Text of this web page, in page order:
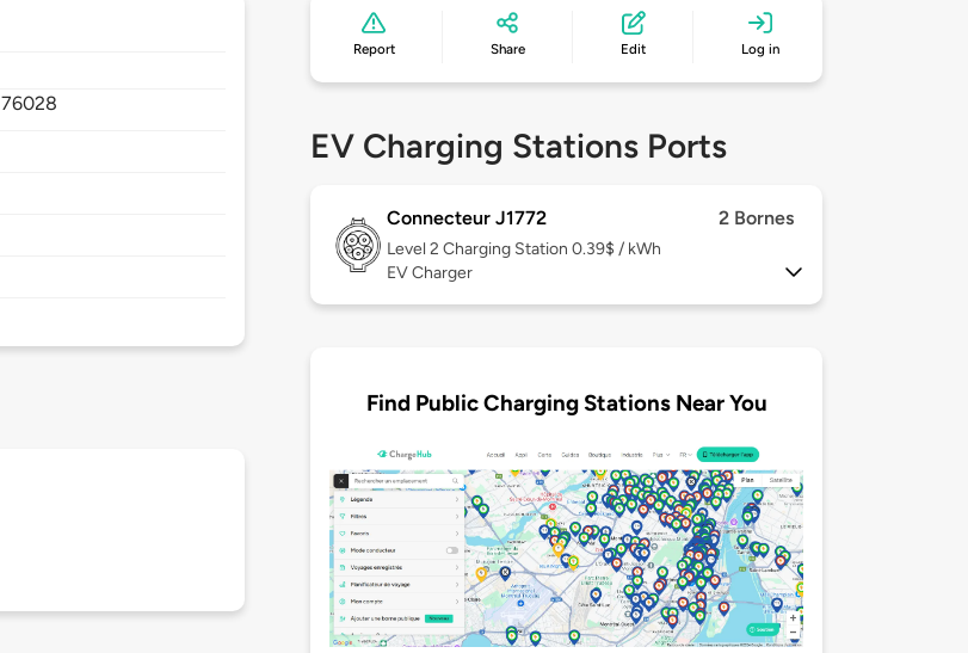
76028
Report Share Edit Log in
EV Charging Stations Ports
Connecteur J1772 2 Bornes
Level 2 Charging Station 0.39$ / kWh
EV Charger
Find Public Charging Stations Near You